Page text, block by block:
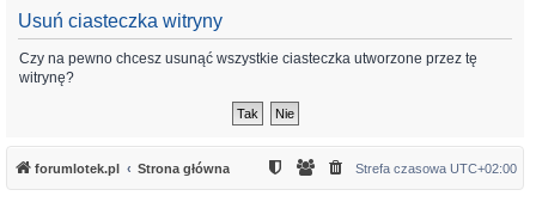
Usuń ciasteczka witryny
Czy na pewno chcesz usunąć wszystkie ciasteczka utworzone przez tę
witrynę?
forumlotek.pl Strona główna Strefa czasowa UTC+02:00